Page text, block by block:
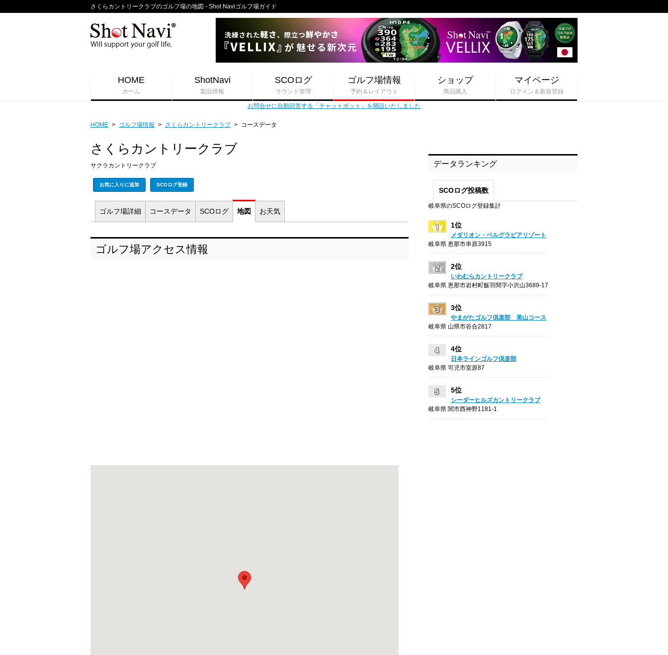
さくらカントリークラブのゴルフ場の地図 - Shot Naviゴルフ場ガイド
HOME
ホーム
ShotNavi
製品情報
SCOログ
ラウンド管理
ゴルフ場情報
予約＆レイアウト
ショップ
商品購入
マイページ
ログイン＆新規登録
お問合せに自動回答する「チャットボット」を開設いたしました
HOME > ゴルフ場情報 > さくらカントリークラブ > コースデータ
さくらカントリークラブ
サクラカントリークラブ
お気に入りに追加 SCOログ登録
ゴルフ場詳細 コースデータ SCOログ 地図 お天気
ゴルフ場アクセス情報
データランキング
SCOログ投稿数
岐阜県のSCOログ登録集計
1位
メダリオン・ベルグラビアリゾート
岐阜県 恵那市串原3915
2位
いわむらカントリークラブ
岐阜県 恵那市岩村町飯羽間字小沢山3689-17
3位
やまがたゴルフ倶楽部 美山コース
岐阜県 山県市谷合2817
4位
日本ラインゴルフ倶楽部
岐阜県 可児市室原87
5位
シーダーヒルズカントリークラブ
岐阜県 関市西神野1181-1